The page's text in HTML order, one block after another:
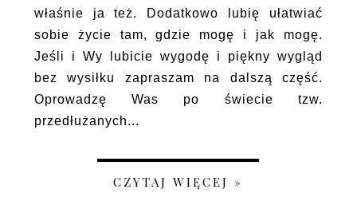
właśnie ja też. Dodatkowo lubię ułatwiać
sobie życie tam, gdzie mogę i jak mogę.
Jeśli i Wy lubicie wygodę i piękny wygląd
bez wysiłku zapraszam na dalszą część.
Oprowadzę Was po świecie tzw.
przedłużanych...
CZYTAJ WIĘCEJ »